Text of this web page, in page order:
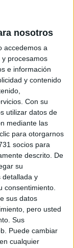
nosotros
accedemos a
procesamos
e información
y contenido
Con su
utilizar datos de
mediante las
para otorgarnos
socios para
descrito. De
su
detallada y
consentimiento.
sus datos
pero usted
Sus
Puede cambiar
cualquier
2 y hasido
bastante como
nerviosos
son pa tano como
9th ago 2007
miedo que
nada, al
para tanto,
fueron muy
Estudiad